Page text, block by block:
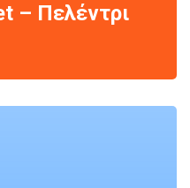
– Πελέντρι